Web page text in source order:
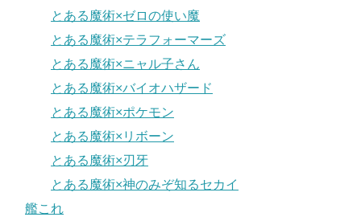
とある魔術×ゼロの使い魔
とある魔術×テラフォーマーズ
とある魔術×ニャル子さん
とある魔術×バイオハザード
とある魔術×ポケモン
とある魔術×リボーン
とある魔術×刃牙
とある魔術×神のみぞ知るセカイ
艦これ